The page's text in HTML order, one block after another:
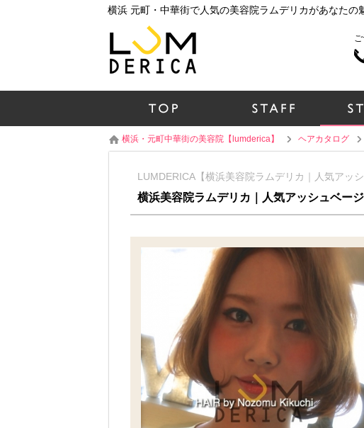
横浜・元町中華街の美容院【lumderica】 ヘアカタログ
LUMDERICA【横浜美容院ラムデリカ｜人気アッシ
横浜美容院ラムデリカ｜人気アッシュベー